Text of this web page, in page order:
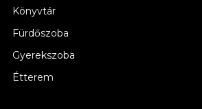
Könyvtár
Fürdőszoba
Gyerekszoba
Étterem